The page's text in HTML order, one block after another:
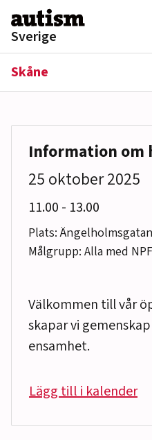
Hoppa till innehåll
Sverige
Skåne
Information om
25 oktober 2025
11.00 till
- 13.00
Plats:
Målgrupp: Alla med
Välkommen till vår
skapar vi
ensamhet.
Lägg till i kalender